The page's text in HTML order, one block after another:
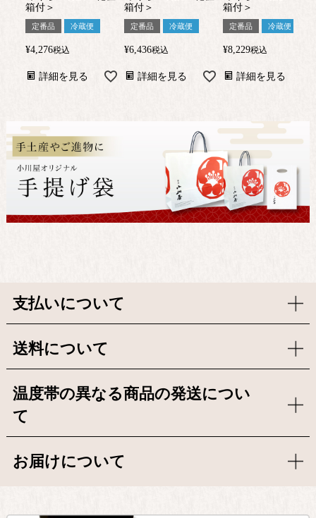
箱付＞
定番品 冷蔵便
¥4,276税込
詳細を見る
箱付＞
定番品 冷蔵便
¥6,436税込
詳細を見る
箱付＞
定番品 冷蔵便
¥8,229税込
詳細を見る
支払いについて
送料について
温度帯の異なる商品の発送につい
て
お届けについて